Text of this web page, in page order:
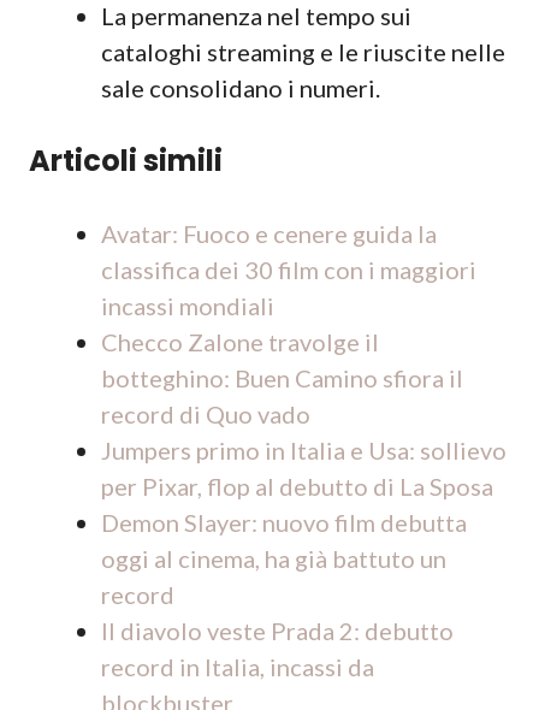
La permanenza nel tempo sui
cataloghi streaming e le riuscite nelle
sale consolidano i numeri.
Articoli simili
Avatar: Fuoco e cenere guida la
classifica dei 30 film con i maggiori
incassi mondiali
Checco Zalone travolge il
botteghino: Buen Camino sfiora il
record di Quo vado
Jumpers primo in Italia e Usa: sollievo
per Pixar, flop al debutto di La Sposa
Demon Slayer: nuovo film debutta
oggi al cinema, ha già battuto un
record
Il diavolo veste Prada 2: debutto
record in Italia, incassi da
blockbuster